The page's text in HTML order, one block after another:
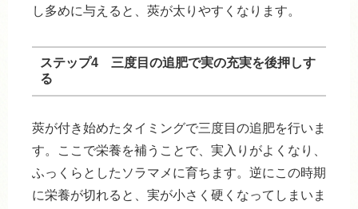
し多めに与えると、莢が太りやすくなります。
ステップ4 三度目の追肥で実の充実を後押しす
る
莢が付き始めたタイミングで三度目の追肥を行いま
す。ここで栄養を補うことで、実入りがよくなり、
ふっくらとしたソラマメに育ちます。逆にこの時期
に栄養が切れると、実が小さく硬くなってしまいま